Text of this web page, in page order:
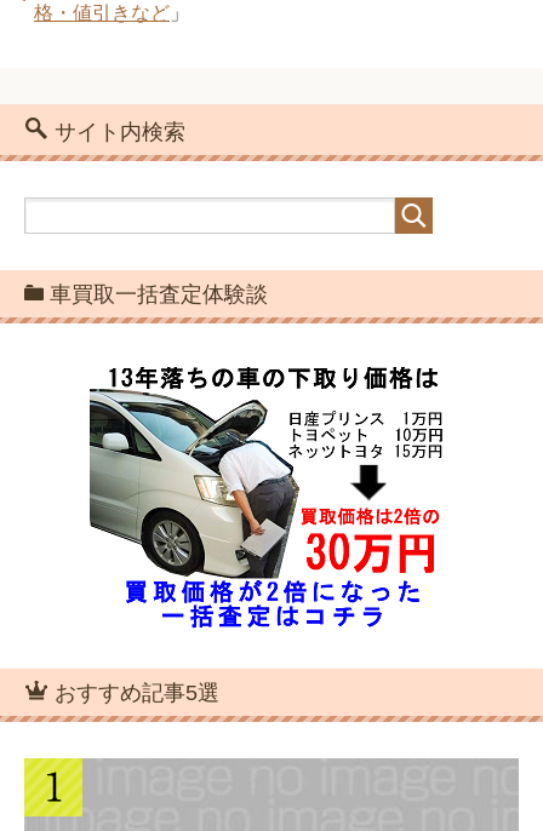
格・値引きなど 」
サイト内検索
車買取一括査定体験談
おすすめ記事5選